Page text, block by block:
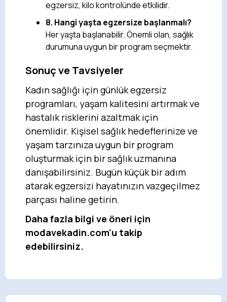
egzersiz, kilo kontrolünde etkilidir.
8. Hangi yaşta egzersize başlanmalı?
Her yaşta başlanabilir. Önemli olan, sağlık
durumuna uygun bir program seçmektir.
Sonuç ve Tavsiyeler
Kadın sağlığı için günlük egzersiz
programları, yaşam kalitesini artırmak ve
hastalık risklerini azaltmak için
önemlidir. Kişisel sağlık hedeflerinize ve
yaşam tarzınıza uygun bir program
oluşturmak için bir sağlık uzmanına
danışabilirsiniz. Bugün küçük bir adım
atarak egzersizi hayatınızın vazgeçilmez
parçası haline getirin.
Daha fazla bilgi ve öneri için
modavekadin.com'u takip
edebilirsiniz.